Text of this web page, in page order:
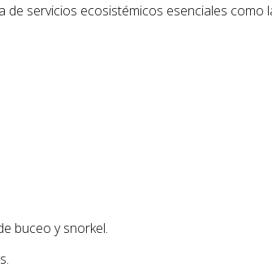
servicios ecosistémicos esenciales como
buceo y snorkel.